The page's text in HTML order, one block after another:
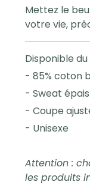
Mettez le
votre vie,
Disponible du
- 85% coton
- Sweat
- Coupe
- Unisexe
Attention :
les produits